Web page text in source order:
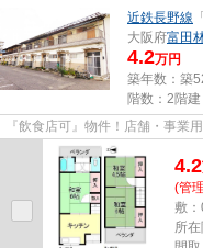
近鉄長野線 「
大阪府富田
4.2万円
築年数：築
階数：2階建
『飲食店可』物件！店舗・事業
4.2
(管
敷
所